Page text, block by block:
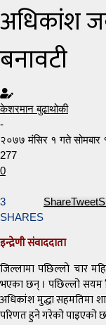
अधिकांश
बनावटी
केशरमान बुढाथोकी
-
२०७७ मंसिर १ गते
277
0
3
SHARES
ShareTweet
इन्द्रेणी संवाददाता
जिल्लामा पछिल्लो चार
भएका छन् । पछिल्लो सयम
अधिकांश मुद्धा सहमतिमा
परिणत हुने गरेको पाइएको